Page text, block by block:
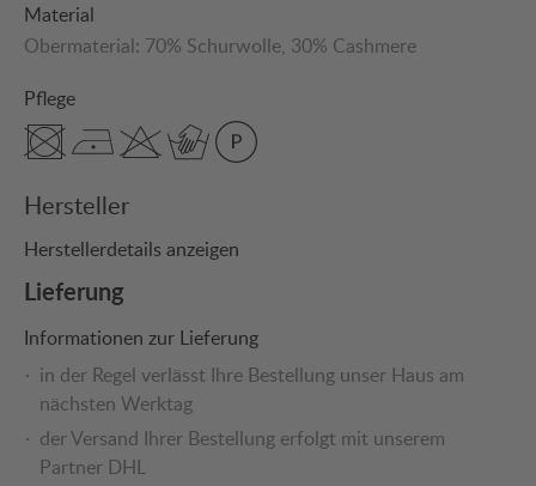
Material
Obermaterial: 70% Schurwolle, 30% Cashmere
Pflege
Hersteller
Herstellerdetails anzeigen
Lieferung
Informationen zur Lieferung
in der Regel verlässt Ihre Bestellung unser Haus am
nächsten Werktag
der Versand Ihrer Bestellung erfolgt mit unserem
Partner DHL